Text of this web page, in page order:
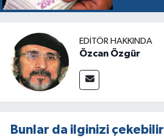
EDITÖR HAKKINDA
Özcan Özgür
Bunlar da ilginizi çekebilir